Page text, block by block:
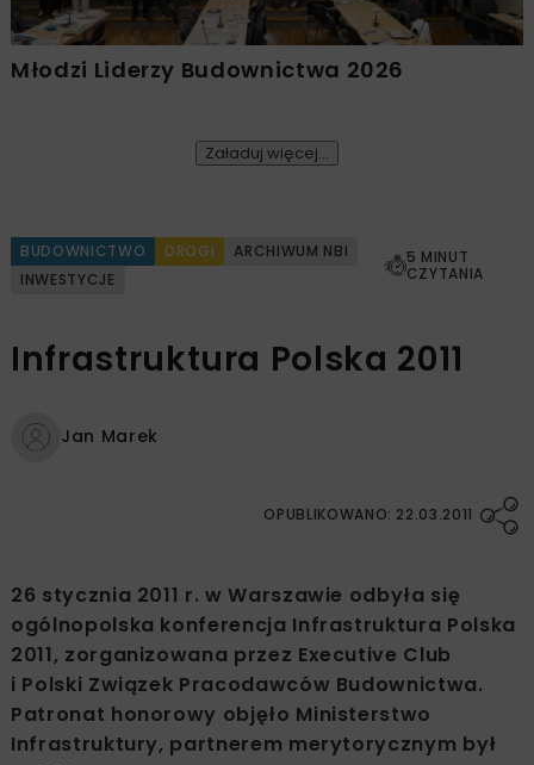
Młodzi Liderzy Budownictwa 2026
Załaduj więcej...
BUDOWNICTWO DROGI
ARCHIWUM NBI
INWESTYCJE
5 MINUT
CZYTANIA
Infrastruktura Polska 2011
Jan Marek
OPUBLIKOWANO: 22.03.2011
26 stycznia 2011 r. w Warszawie odbyła się
ogólnopolska konferencja Infrastruktura Polska
2011, zorganizowana przez Executive Club
i Polski Związek Pracodawców Budownictwa.
Patronat honorowy objęło Ministerstwo
Infrastruktury, partnerem merytorycznym był